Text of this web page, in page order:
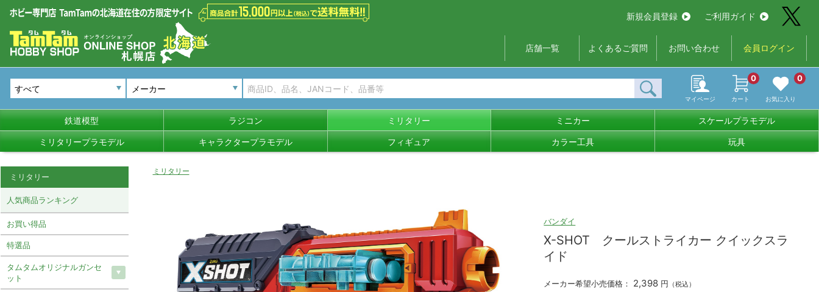
新規会員登録 ご利用ガイド
店舗一覧 よくあるご質問 お問い合わせ 会員ログイン
メーカー
マイページ カート
0
お気に入り
0
鉄道模型 ラジコン ミリタリー ミニカー スケールプラモデル
ミリタリープラモデル キャラクタープラモデル フィギュア カラー工具 玩具
ミリタリー
バンダイ
X-SHOT クールストライカー クイックスラ
イド
メーカー希望小売価格： 2,398 円 （税込）
ミリタリー
人気商品ランキング
お買い得品
特選品
タムタムオリジナルガンセ
ット